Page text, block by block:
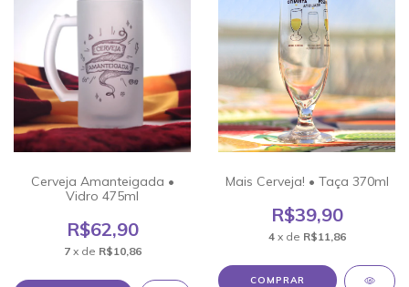
Cerveja Amanteigada •
Vidro 475ml
R$62,90
7 x de R$10,86
Mais Cerveja! • Taça 370ml
R$39,90
4 x de R$11,86